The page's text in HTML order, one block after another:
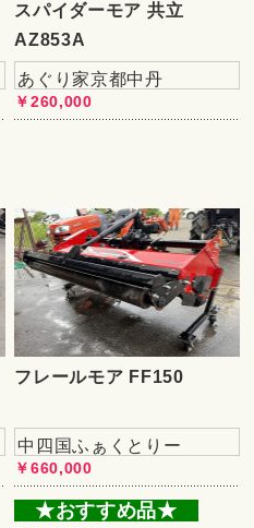
スパイダーモア 共立
AZ853A
あぐり家京都中丹
￥260,000
フレールモア FF150
中四国ふぁくとりー
￥660,000
★おすすめ品★